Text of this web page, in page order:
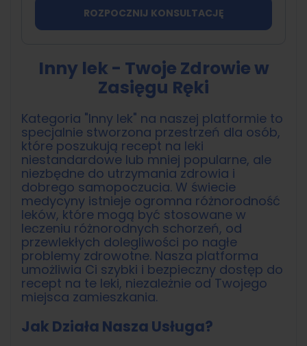
ROZPOCZNIJ KONSULTACJĘ
Inny lek - Twoje Zdrowie w
Zasięgu Ręki
Kategoria "Inny lek" na naszej platformie to
specjalnie stworzona przestrzeń dla osób,
które poszukują recept na leki
niestandardowe lub mniej popularne, ale
niezbędne do utrzymania zdrowia i
dobrego samopoczucia. W świecie
medycyny istnieje ogromna różnorodność
leków, które mogą być stosowane w
leczeniu różnorodnych schorzeń, od
przewlekłych dolegliwości po nagłe
problemy zdrowotne. Nasza platforma
umożliwia Ci szybki i bezpieczny dostęp do
recept na te leki, niezależnie od Twojego
miejsca zamieszkania.
Jak Działa Nasza Usługa?